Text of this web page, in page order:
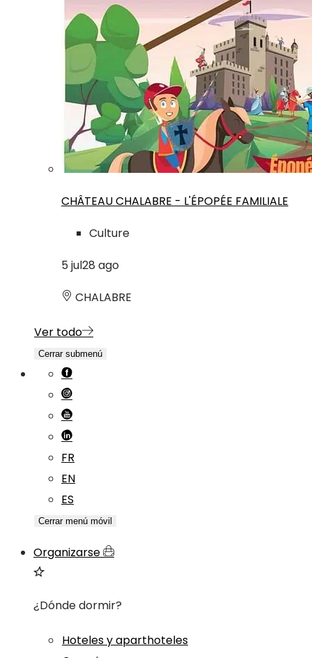
CHÂTEAU CHALABRE - L'ÉPOPÉE FAMILIALE
Culture
5 jul28 ago
CHALABRE
Ver todo
Cerrar submenú
FR
EN
ES
Cerrar menú móvil
Organizarse
¿Dónde dormir?
Hoteles y aparthoteles